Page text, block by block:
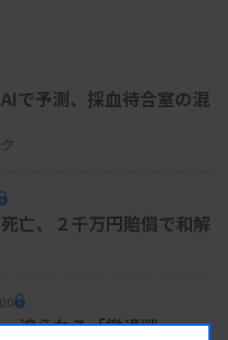
る便潜血測定装置と
た。
ろ、HbとLDの濃度が
定されたグループでも
目とも陽性だった高
歯周病なし」と診断さ
た。
で予測、採血待合室の混
亡、２千万円賠償で和解
迫られる「撤退戦」